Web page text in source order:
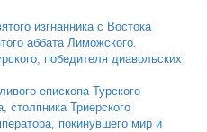
изгнанника с Востока
аббата Лиможского.
победителя диавольских
епископа Турского
Триерского
покинувшего мир и